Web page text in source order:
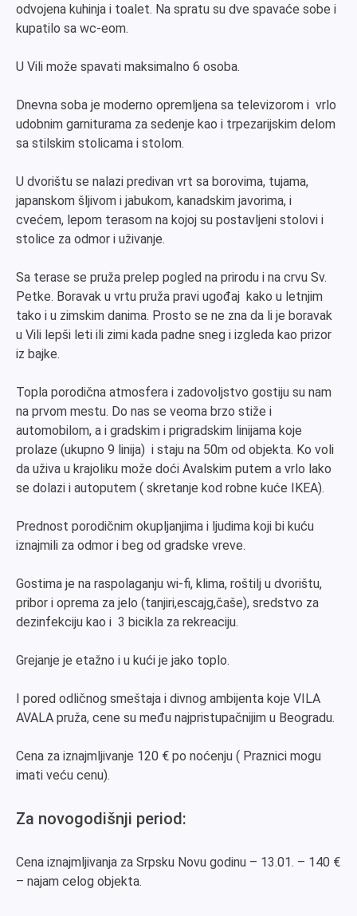
odvojena kuhinja i toalet. Na spratu su dve spavaće sobe i
kupatilo sa wc-eom.
U Vili može spavati maksimalno 6 osoba.
Dnevna soba je moderno opremljena sa televizorom i vrlo
udobnim garniturama za sedenje kao i trpezarijskim delom
sa stilskim stolicama i stolom.
U dvorištu se nalazi predivan vrt sa borovima, tujama,
japanskom šljivom i jabukom, kanadskim javorima, i
cvećem, lepom terasom na kojoj su postavljeni stolovi i
stolice za odmor i uživanje.
Sa terase se pruža prelep pogled na prirodu i na crvu Sv.
Petke. Boravak u vrtu pruža pravi ugođaj kako u letnjim
tako i u zimskim danima. Prosto se ne zna da li je boravak
u Vili lepši leti ili zimi kada padne sneg i izgleda kao prizor
iz bajke.
Topla porodična atmosfera i zadovoljstvo gostiju su nam
na prvom mestu. Do nas se veoma brzo stiže i
automobilom, a i gradskim i prigradskim linijama koje
prolaze (ukupno 9 linija) i staju na 50m od objekta. Ko voli
da uživa u krajoliku može doći Avalskim putem a vrlo lako
se dolazi i autoputem ( skretanje kod robne kuće IKEA).
Prednost porodičnim okupljanjima i ljudima koji bi kuću
iznajmili za odmor i beg od gradske vreve.
Gostima je na raspolaganju wi-fi, klima, roštilj u dvorištu,
pribor i oprema za jelo (tanjiri,escajg,čaše), sredstvo za
dezinfekciju kao i 3 bicikla za rekreaciju.
Grejanje je etažno i u kući je jako toplo.
I pored odličnog smeštaja i divnog ambijenta koje VILA
AVALA pruža, cene su među najpristupačnijim u Beogradu.
Cena za iznajmljivanje 120 € po noćenju ( Praznici mogu
imati veću cenu).
Za novogodišnji period:
Cena iznajmljivanja za Srpsku Novu godinu – 13.01. – 140 €
– najam celog objekta.